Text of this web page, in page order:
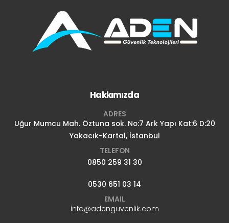
Hakkımızda
ADRES
Uğur Mumcu Mah. Öztuna sok. No:7 Ark Yapı Kat:6 D:20
Yakacık-Kartal, İstanbul
TELEFON
0850 259 31 30
0530 651 03 14
EMAIL
info@adenguvenlik.com